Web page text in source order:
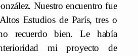
Nuestro encuentro fue
Estudios de París, tres o
recuerdo bien. Le había
mi proyecto de